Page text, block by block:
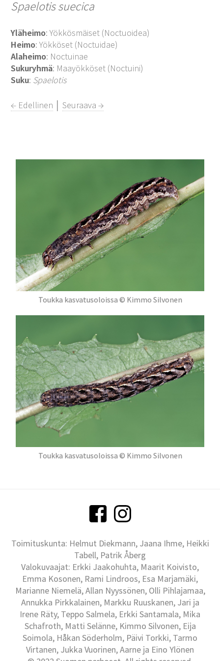
Spaelotis suecica
Yläheimo: Yökkösmäiset (Noctuoidea)
Heimo: Yökköset (Noctuidae)
Alaheimo: Noctuinae
Sukuryhmä: Maayökköset (Noctuini)
Suku: Spaelotis
← Edellinen │Seuraava →
Toukka kasvatusoloissa © Kimmo Silvonen
Toukka kasvatusoloissa © Kimmo Silvonen
Toimituskunta: Helmut Diekmann, Jaana Ihme, Heikki
Tabell, Patrik Åberg
Valokuvaajat: Erkki Jaakohuhta, Maarit Koivisto,
Emma Kosonen, Rami Lindroos, Esa Marjamäki,
Marianne Niemelä, Allan Nyyssönen, Olli Pihlajamaa,
Annukka Pirkkalainen, Markku Ruuskanen, Jari ja
Irene Räty, Teppo Salmela, Erkki Santamala, Mika
Schafroth, Matti Selänne, Kimmo Silvonen, Eija
Soimola, Håkan Söderholm, Päivi Torkki, Tarmo
Virtanen, Jukka Vuorinen, Aarne ja Eino Ylönen